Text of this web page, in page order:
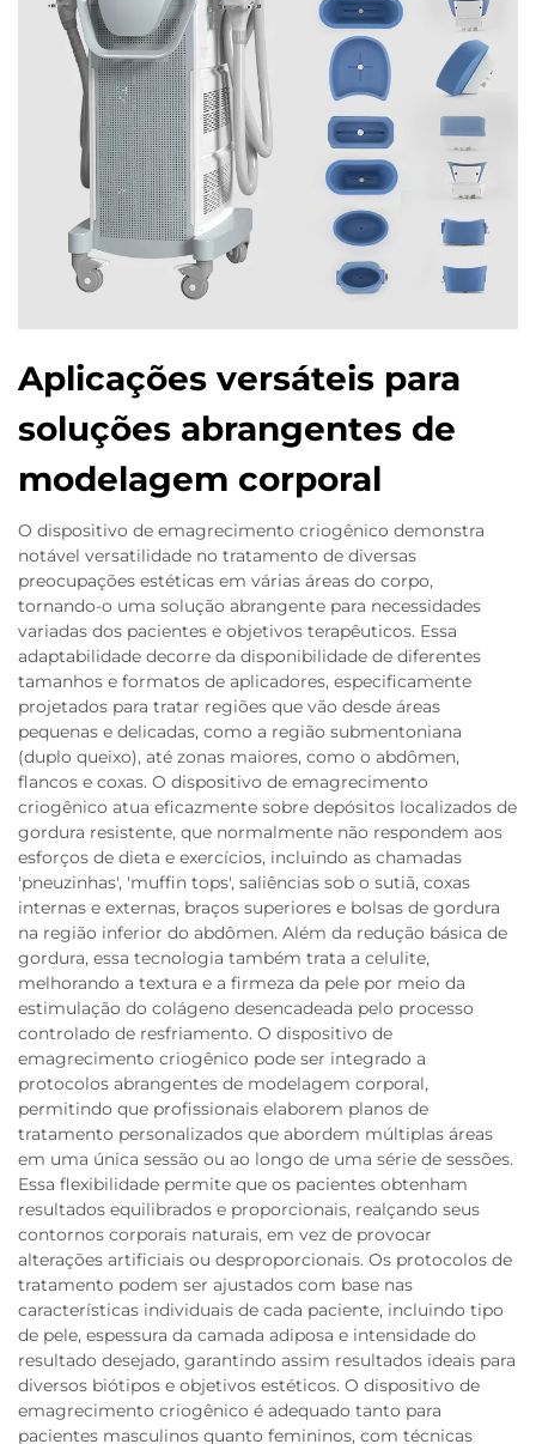
Aplicações versáteis para
soluções abrangentes de
modelagem corporal
O dispositivo de emagrecimento criogênico demonstra
notável versatilidade no tratamento de diversas
preocupações estéticas em várias áreas do corpo,
tornando-o uma solução abrangente para necessidades
variadas dos pacientes e objetivos terapêuticos. Essa
adaptabilidade decorre da disponibilidade de diferentes
tamanhos e formatos de aplicadores, especificamente
projetados para tratar regiões que vão desde áreas
pequenas e delicadas, como a região submentoniana
(duplo queixo), até zonas maiores, como o abdômen,
flancos e coxas. O dispositivo de emagrecimento
criogênico atua eficazmente sobre depósitos localizados de
gordura resistente, que normalmente não respondem aos
esforços de dieta e exercícios, incluindo as chamadas
'pneuzinhas', 'muffin tops', saliências sob o sutiã, coxas
internas e externas, braços superiores e bolsas de gordura
na região inferior do abdômen. Além da redução básica de
gordura, essa tecnologia também trata a celulite,
melhorando a textura e a firmeza da pele por meio da
estimulação do colágeno desencadeada pelo processo
controlado de resfriamento. O dispositivo de
emagrecimento criogênico pode ser integrado a
protocolos abrangentes de modelagem corporal,
permitindo que profissionais elaborem planos de
tratamento personalizados que abordem múltiplas áreas
em uma única sessão ou ao longo de uma série de sessões.
Essa flexibilidade permite que os pacientes obtenham
resultados equilibrados e proporcionais, realçando seus
contornos corporais naturais, em vez de provocar
alterações artificiais ou desproporcionais. Os protocolos de
tratamento podem ser ajustados com base nas
características individuais de cada paciente, incluindo tipo
de pele, espessura da camada adiposa e intensidade do
resultado desejado, garantindo assim resultados ideais para
diversos biótipos e objetivos estéticos. O dispositivo de
emagrecimento criogênico é adequado tanto para
pacientes masculinos quanto femininos, com técnicas